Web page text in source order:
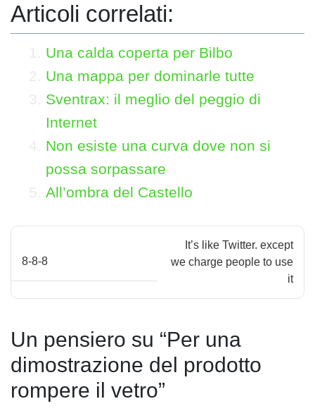
Articoli correlati:
Una calda coperta per Bilbo
Una mappa per dominarle tutte
Sventrax: il meglio del peggio di
Internet
Non esiste una curva dove non si
possa sorpassare
All’ombra del Castello
a
v
g
a
z
8-8-8
It’s like Twitter. except
we charge people to use
it
Un pensiero su “Per una
dimostrazione del prodotto
rompere il vetro”